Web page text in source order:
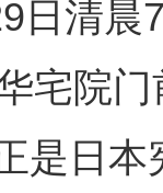
清晨7
宅院
是日
"炒